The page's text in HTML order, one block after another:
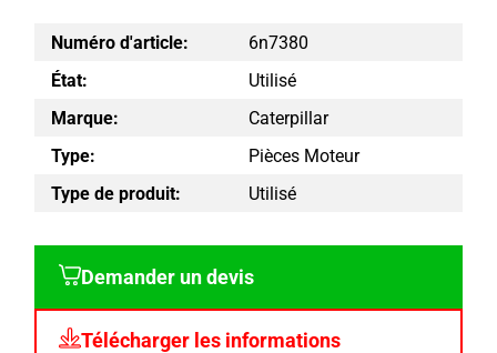
Numéro d'article:
6n7380
État:
Utilisé
Marque:
Caterpillar
Type:
Pièces Moteur
Type de produit:
Utilisé
Demander un devis
Télécharger les informations